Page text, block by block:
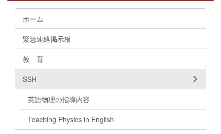
ホーム
緊急連絡掲示板
教 育
SSH
英語物理の指導内容
Teaching Physics in English